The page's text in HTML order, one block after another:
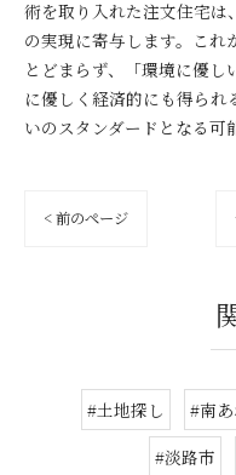
術を取り入れた注文住宅は
の実現に寄与します。これ
とどまらず、「環境に優
に優しく経済的にも得ら
いのスタンダードとなる可
< 前のページ
#土地探し #南
#淡路市